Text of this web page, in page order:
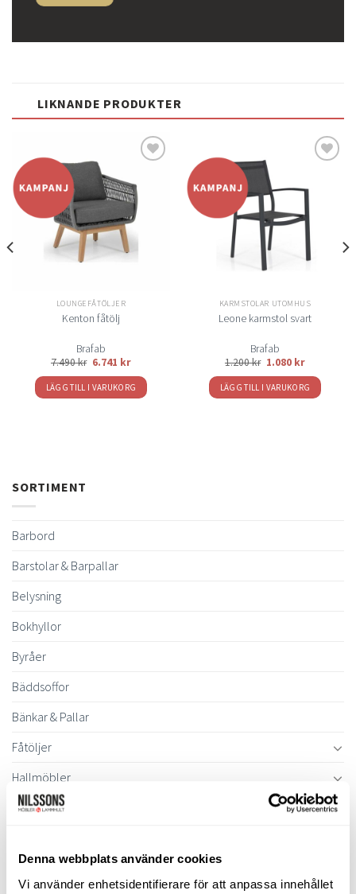
Denna webbplats använder cookies
Vi använder enhetsidentifierare för att anpassa innehållet
LIKNANDE PRODUKTER
till i
önskelistan
LOUNGEFÅTÖLJER
Kenton fåtölj
Brafab
7.490kr 6.741 kr
LÄGG TILL I VARUKORG
till i
önskelistan
KARMSTOLAR UTOMHUS
Leone karmstol svart
Brafab
1.200kr 1.080 kr
LÄGG TILL I VARUKORG
SORTIMENT
Barbord
Barstolar & Barpallar
Belysning
Bokhyllor
Byråer
Bäddsoffor
Bänkar & Pallar
Fåtöljer
Hallmöbler
Inredning
Matbord & Köksbord